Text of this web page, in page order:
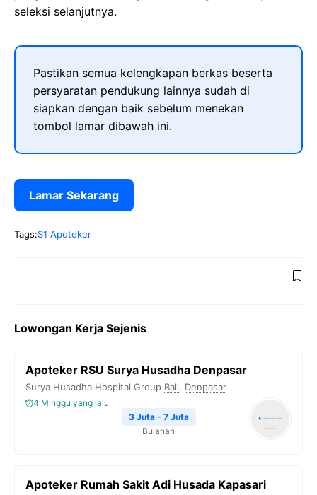
seleksi selanjutnya.
Pastikan semua kelengkapan berkas beserta
persyaratan pendukung lainnya sudah di
siapkan dengan baik sebelum menekan
tombol lamar dibawah ini.
Lamar Sekarang
Tags:S1 Apoteker
Lowongan Kerja Sejenis
Apoteker RSU Surya Husadha Denpasar
Surya Husadha Hospital Group Bali, Denpasar
4 Minggu yang lalu
3 Juta - 7 Juta
Bulanan
Apoteker Rumah Sakit Adi Husada Kapasari